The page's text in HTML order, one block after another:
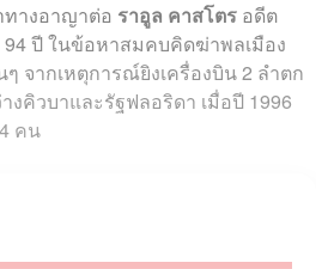
ทางอาญาต่อ ราอูล คาสโตร อดีต
ปี ในข้อหาสมคบคิดฆ่าพลเมือง
จากเหตุการณ์ยิงเครื่องบิน 2 ลำตก
คิวบาและรัฐฟลอริดา เมื่อปี 1996
คน